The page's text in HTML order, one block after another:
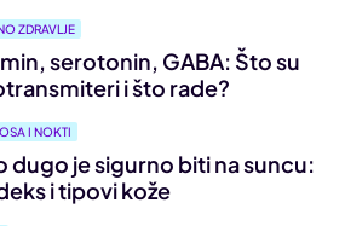
ZDRAVLJE
serotonin, GABA: Što su
i što rade?
I NOKTI
dugo je sigurno biti na suncu:
i tipovi kože